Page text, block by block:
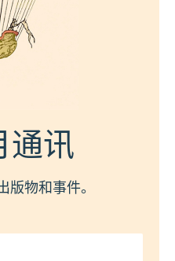
通讯
版物和事件。